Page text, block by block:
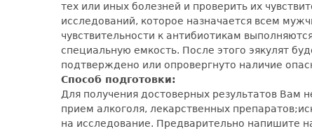
тех или иных болезней и проверить их
исследований, которое назначается всем
чувствительности к антибиотикам
специальную емкость. После этого эякулят
подтверждено или опровергнуто наличие
Способ подготовки:
Для получения достоверных результатов Вам
прием алкоголя, лекарственных
на исследование. Предварительно напишите